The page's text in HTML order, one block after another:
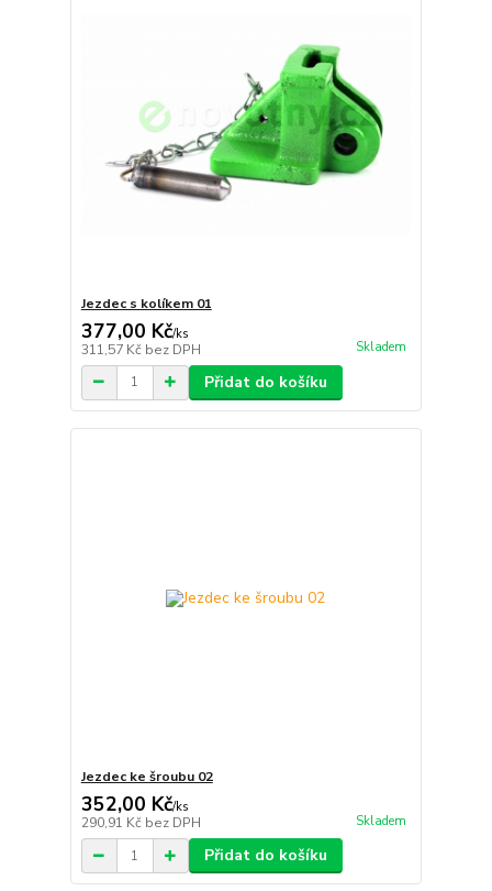
Jezdec s kolíkem 01
377,00 Kč/ks
311,57 Kč bez DPH Skladem
Přidat do košíku
Jezdec ke šroubu 02
352,00 Kč/ks
290,91 Kč bez DPH Skladem
Přidat do košíku